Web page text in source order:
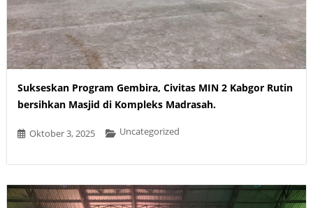
Sukseskan Program Gembira, Civitas MIN 2 Kabgor Rutin
bersihkan Masjid di Kompleks Madrasah.
Oktober 3, 2025 Uncategorized